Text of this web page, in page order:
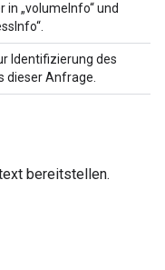
in „volumeInfo“ und
Identifizierung des
dieser Anfrage.
bereitstellen.